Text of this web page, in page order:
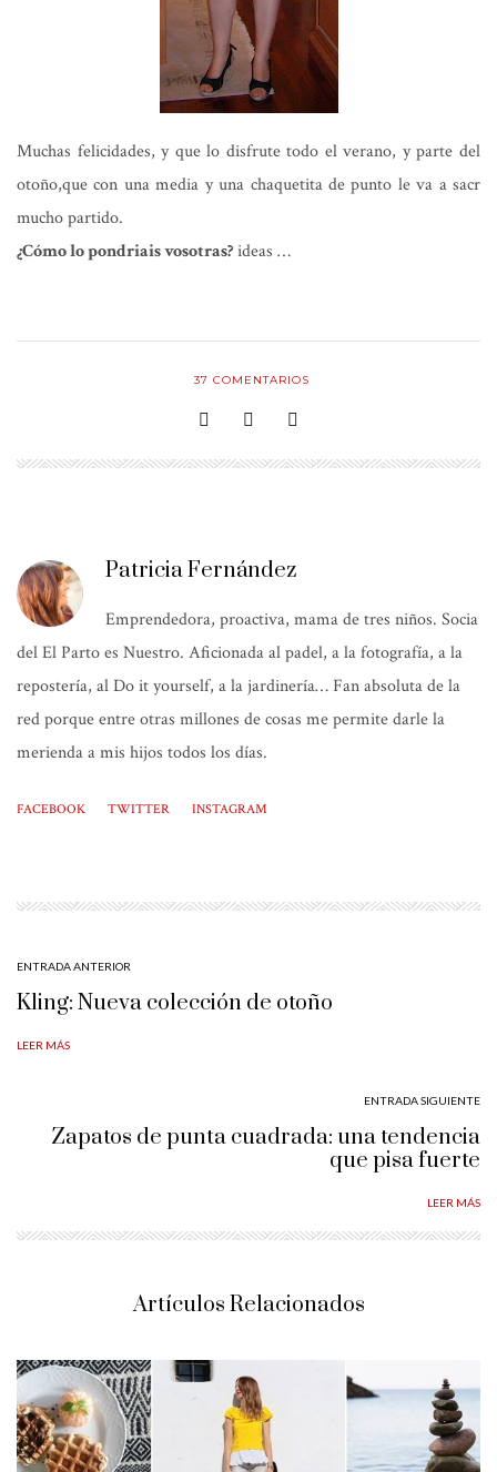
Muchas felicidades, y que lo disfrute todo el verano, y parte del
otoño,que con una media y una chaquetita de punto le va a sacr
mucho partido.
¿Cómo lo pondriais vosotras?ideas …
37 COMENTARIOS
Patricia Fernández
Emprendedora, proactiva, mama de tres niños. Socia
del El Parto es Nuestro. Aficionada al padel, a la fotografía, a la
repostería, al Do it yourself, a la jardinería… Fan absoluta de la
red porque entre otras millones de cosas me permite darle la
merienda a mis hijos todos los días.
FACEBOOK TWITTER INSTAGRAM
ENTRADA ANTERIOR
Kling: Nueva colección de otoño
LEER MÁS
ENTRADA SIGUIENTE
Zapatos de punta cuadrada: una tendencia
que pisa fuerte
LEER MÁS
Artículos Relacionados